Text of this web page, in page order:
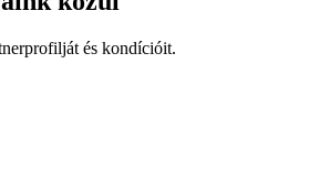
és kondícióit.